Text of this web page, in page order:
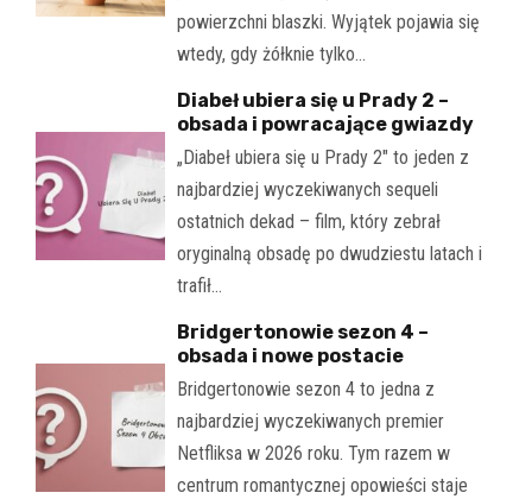
powierzchni blaszki. Wyjątek pojawia się
wtedy, gdy żółknie tylko…
Diabeł ubiera się u Prady 2 –
obsada i powracające gwiazdy
„Diabeł ubiera się u Prady 2" to jeden z
najbardziej wyczekiwanych sequeli
ostatnich dekad – film, który zebrał
oryginalną obsadę po dwudziestu latach i
trafił…
Bridgertonowie sezon 4 –
obsada i nowe postacie
Bridgertonowie sezon 4 to jedna z
najbardziej wyczekiwanych premier
Netfliksa w 2026 roku. Tym razem w
centrum romantycznej opowieści staje